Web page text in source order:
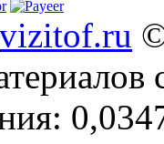
vizitof.ru